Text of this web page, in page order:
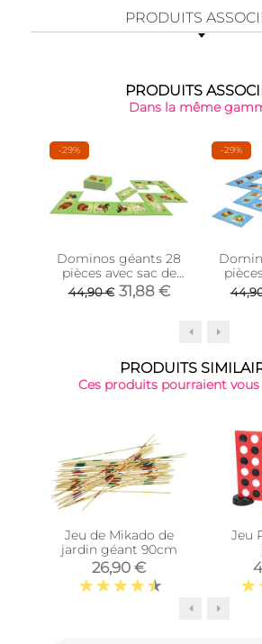
PRODUITS
PRODUITS
Dans la même
-29%
Dominos géants 28
pièces avec sac de
rangement (Vert - La
ferme)
44,90 € 31,88 €
-29%
PRODUITS
Ces produits pourraient
Jeu de Mikado de
jardin géant 90cm
26,90 €
Jeu